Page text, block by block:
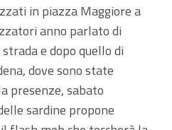
in piazza Maggiore a
anno parlato di
e dopo quello di
dove sono state
presenze, sabato
sardine propone